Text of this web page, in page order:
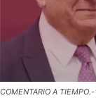
COMENTARIO A